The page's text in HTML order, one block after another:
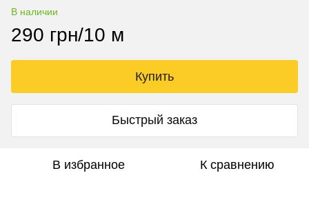
В наличии
290 грн/10 м
Купить
Быстрый заказ
В избранное К сравнению